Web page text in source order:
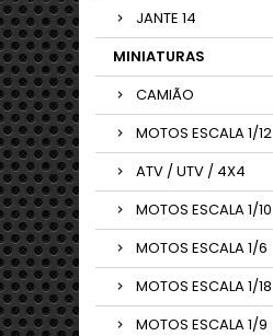
JANTE 14
MINIATURAS
CAMIÃO
MOTOS ESCALA 1/12
ATV / UTV / 4X4
MOTOS ESCALA 1/10
MOTOS ESCALA 1/6
MOTOS ESCALA 1/18
MOTOS ESCALA 1/9